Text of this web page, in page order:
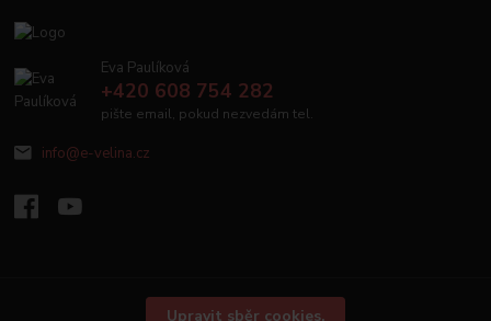
Eva Paulíková
+420 608 754 282
pište email, pokud nezvedám tel.
info@e-velina.cz
Upravit sběr cookies.